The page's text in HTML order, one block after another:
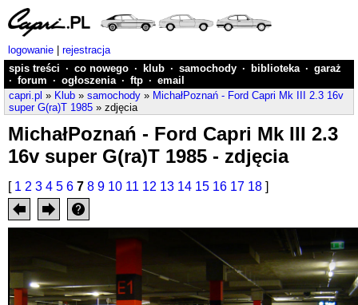
logowanie
rejestracja
spis treści · co nowego · klub · samochody · biblioteka · garaż
· forum · ogłoszenia · ftp · email
capri.pl » Klub » samochody » MichałPoznań - Ford Capri Mk III 2.3 16v
super G(ra)T 1985 » zdjęcia
MichałPoznań - Ford Capri Mk III 2.3
16v super G(ra)T 1985 - zdjęcia
[ 1 2 3 4 5 6 7 8 9 10 11 12 13 14 15 16 17 18 ]